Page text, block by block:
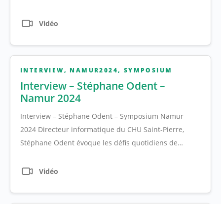
Vidéo
INTERVIEW, NAMUR2024, SYMPOSIUM
Interview – Stéphane Odent –
Namur 2024
Interview – Stéphane Odent – Symposium Namur
2024 Directeur informatique du CHU Saint-Pierre,
Stéphane Odent évoque les défis quotidiens de…
Vidéo